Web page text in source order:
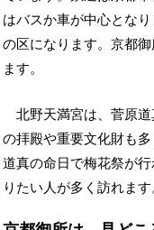
はバスか車が中心とな
の区になります。京都
ます。
北野天満宮は、菅原
の拝殿や重要文化財も
道真の命日で梅花祭が
りたい人が多く訪れます